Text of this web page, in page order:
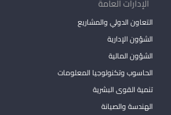
الإدارات العامة
التعاون الدولي والمشاريع
الشؤون الإدارية
الشؤون المالية
الحاسوب وتكنولوجيا المعلومات
تنمية القوى البشرية
الهندسة والصيانة